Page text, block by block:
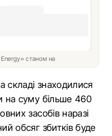
станом на
знаходилися
на суму більше 460
засобів наразі
обсяг збитків буде